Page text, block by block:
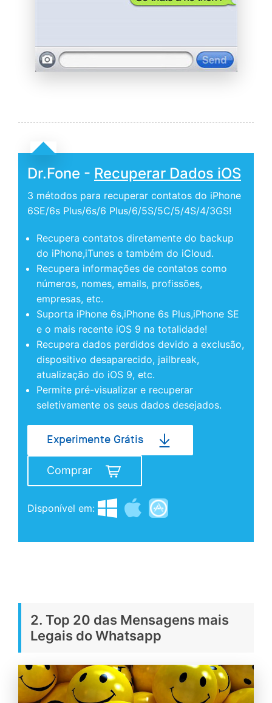
Dr.Fone - Recuperar Dados iOS
3 métodos para recuperar contatos do iPhone
6SE/6s Plus/6s/6 Plus/6/5S/5C/5/4S/4/3GS!
Recupera contatos diretamente do backup
do iPhone,iTunes e também do iCloud.
Recupera informações de contatos como
números, nomes, emails, profissões,
empresas, etc.
Suporta iPhone 6s,iPhone 6s Plus,iPhone SE
e o mais recente iOS 9 na totalidade!
Recupera dados perdidos devido a exclusão,
dispositivo desaparecido, jailbreak,
atualização do iOS 9, etc.
Permite pré-visualizar e recuperar
seletivamente os seus dados desejados.
Experimente Grátis
Comprar
Disponível em:
2. Top 20 das Mensagens mais
Legais do Whatsapp